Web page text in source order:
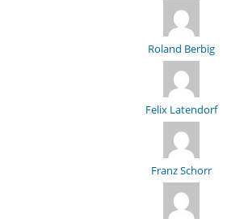
Roland Berbig
Felix Latendorf
Franz Schorr